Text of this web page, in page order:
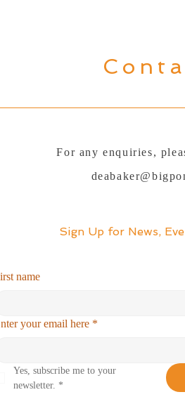
For any enquiries,
Sign Up for News,
name
your email here *
Yes, subscribe me to your
newsletter. *